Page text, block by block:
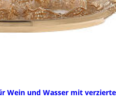
Wein und Wasser mit